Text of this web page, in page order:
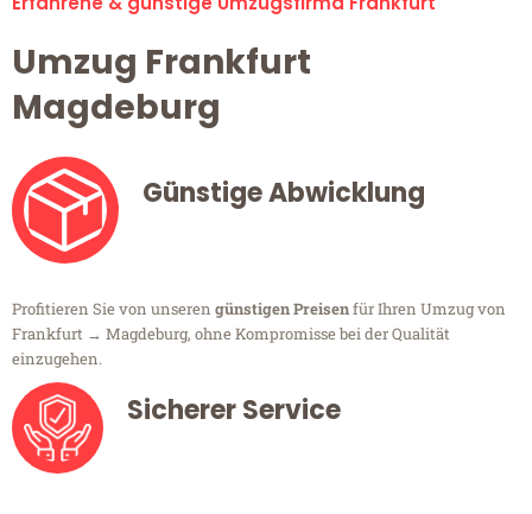
Umzug Frankfurt
Magdeburg
Günstige Abwicklung
Profitieren Sie von unseren günstigen Preisenfür Ihren Umzug von
Frankfurt → Magdeburg, ohne Kompromisse bei der Qualität
einzugehen.
Sicherer Service